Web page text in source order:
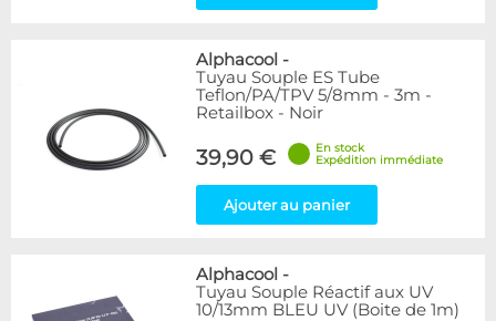
Alphacool -
Tuyau Souple ES Tube
Teflon/PA/TPV 5/8mm - 3m -
Retailbox - Noir
39,90 €
En stock
Expédition immédiate
Ajouter au panier
Alphacool -
Tuyau Souple Réactif aux UV
10/13mm BLEU UV (Boite de 1m)